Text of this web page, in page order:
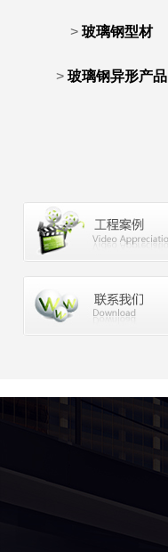
> 玻璃钢型材
> 玻璃钢异形产品